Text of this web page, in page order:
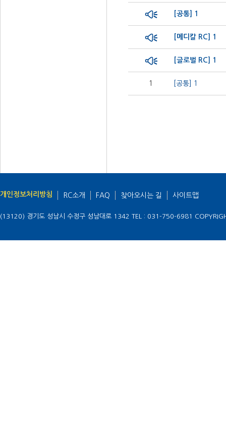
[공통] 1
[메디칼 RC] 1
[글로벌 RC] 1
1 [공통] 1
개인정보처리방침 RC소개 FAQ 찾아오시는 길 사이트맵
(13120) 경기도 성남시 수정구 성남대로 1342 TEL : 031-750-6981